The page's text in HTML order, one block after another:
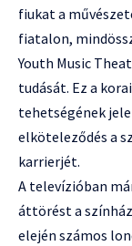
fiukat a
fiatalon,
Youth Music
tudását. Ez a
tehetségének
elköteleződés a
karrierjét.
A televízióban
áttörést a
elején számos